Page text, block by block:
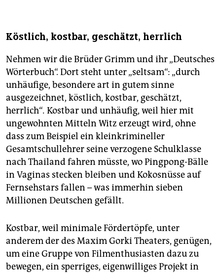
Köstlich, kostbar, geschätzt, herrlich
Nehmen wir die Brüder Grimm und ihr „Deutsches
Wörterbuch“. Dort steht unter „seltsam“: „durch
unhäufige, besondere art in gutem sinne
ausgezeichnet, köstlich, kostbar, geschätzt,
herrlich“. Kostbar und unhäufig, weil hier mit
ungewohnten Mitteln Witz erzeugt wird, ohne
dass zum Beispiel ein kleinkrimineller
Gesamtschullehrer seine verzogene Schulklasse
nach Thailand fahren müsste, wo Pingpong-Bälle
in Vaginas stecken bleiben und Kokosnüsse auf
Fernsehstars fallen – was immerhin sieben
Millionen Deutschen gefällt.
Kostbar, weil minimale Fördertöpfe, unter
anderem der des Maxim Gorki Theaters, genügen,
um eine Gruppe von Filmenthusiasten dazu zu
bewegen, ein sperriges, eigenwilliges Projekt in